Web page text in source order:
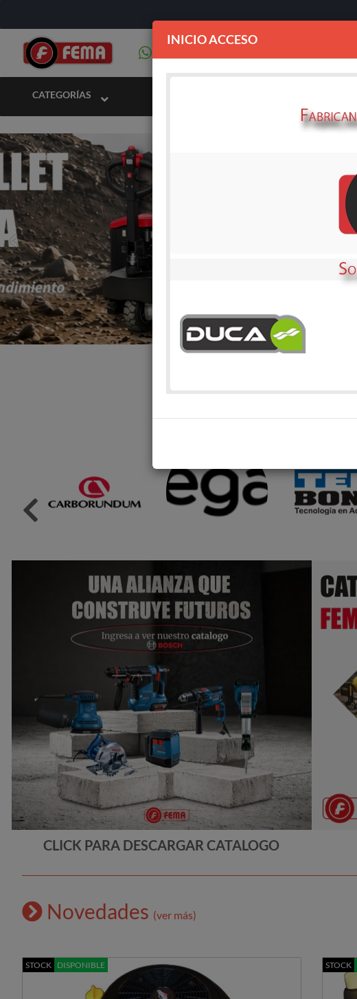
CATEGORÍAS
‹
CLICK PARA DESCARGAR CATALOGO
Novedades (ver más)
STOCK DISPONIBLE STOCK
INICIO ACCESO